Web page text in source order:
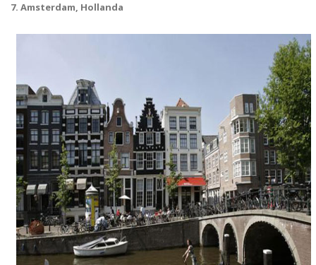
7. Amsterdam, Hollanda